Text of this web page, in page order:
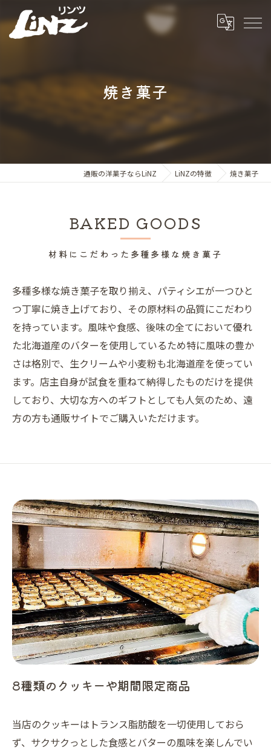
焼き菓子
通販の洋菓子ならLiNZ LiNZの特徴 焼き菓子
材料にこだわった多種多様な焼き菓子
BAKED GOODS
多種多様な焼き菓子を取り揃え、パティシエが一つひと
つ丁寧に焼き上げており、その原材料の品質にこだわり
を持っています。風味や食感、後味の全てにおいて優れ
た北海道産のバターを使用しているため特に風味の豊か
さは格別で、生クリームや小麦粉も北海道産を使ってい
ます。店主自身が試食を重ねて納得したものだけを提供
しており、大切な方へのギフトとしても人気のため、遠
方の方も通販サイトでご購入いただけます。
8種類のクッキーや期間限定商品
当店のクッキーはトランス脂肪酸を一切使用しておら
ず、サクサクっとした食感とバターの風味を楽しんでい